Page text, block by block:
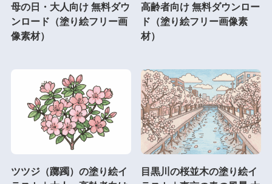
母の日・大人向け 無料ダウ
ンロード（塗り絵フリー画
像素材）
高齢者向け 無料ダウンロー
ド（塗り絵フリー画像素
材）
ツツジ（躑躅）の塗り絵イ
目黒川の桜並木の塗り絵イ